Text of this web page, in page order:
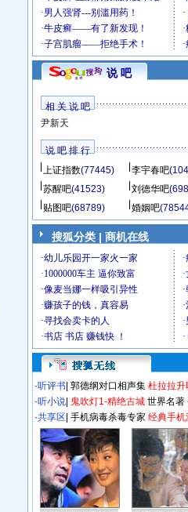
说 吧
相 关 说 吧
尹新天
说 吧 排 行
上证指数(77445) 李宇春吧
苏醒吧(41523) 刘德华吧
贴图吧(68789) 婚姻吧
搜狐分类 | 商机在线
·听评书 郭德纲对口相声集 杜拉拉升
·听小说 鬼吹灯1-精绝古城 世界名著
·共享区 手机病毒杀毒专家 经典手机